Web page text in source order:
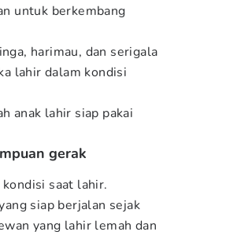
untuk berkembang
harimau, dan serigala
lahir dalam kondisi
anak lahir siap pakai
gerak
saat lahir.
siap berjalan sejak
yang lahir lemah dan